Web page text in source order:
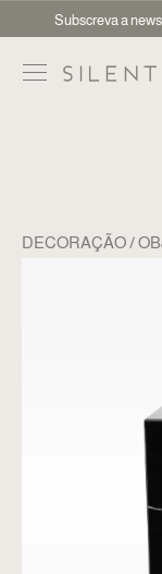
Subscreva a
DECORAÇÃO